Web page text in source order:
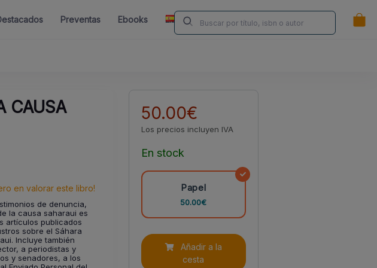
Preventas Ebooks Librerías Contacta ¿Eres Autor/a?
ES
CAUSA
en valorar este libro!
de denuncia,
la causa saharaui es
artículos publicados
sobre el Sáhara
Incluye también
a periodistas y
y senadores, a los
50.00€
Los precios incluyen IVA
En stock
Papel
50.00€
cesta